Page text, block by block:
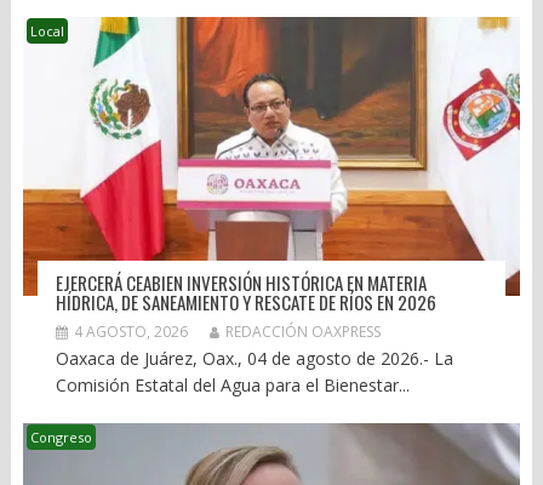
Local
EJERCERÁ CEABIEN INVERSIÓN HISTÓRICA EN MATERIA
HÍDRICA, DE SANEAMIENTO Y RESCATE DE RÍOS EN 2026
4 AGOSTO, 2026 REDACCIÓN OAXPRESS
Oaxaca de Juárez, Oax., 04 de agosto de 2026.- La
Comisión Estatal del Agua para el Bienestar...
Congreso